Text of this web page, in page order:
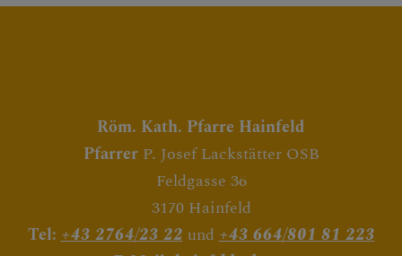
Röm. Kath. Pfarre Hainfeld
Pfarrer P. Josef Lackstätter OSB
Feldgasse 36
3170 Hainfeld
Tel: +43 2764/23 22und+43 664/801 81 223